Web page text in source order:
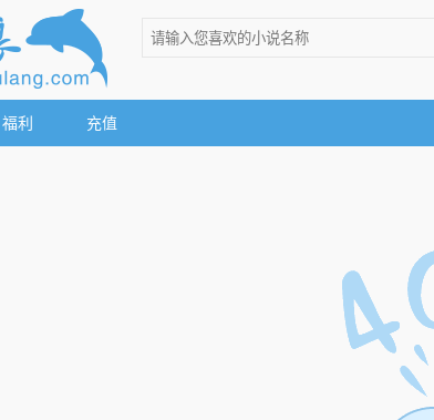
福利 充值